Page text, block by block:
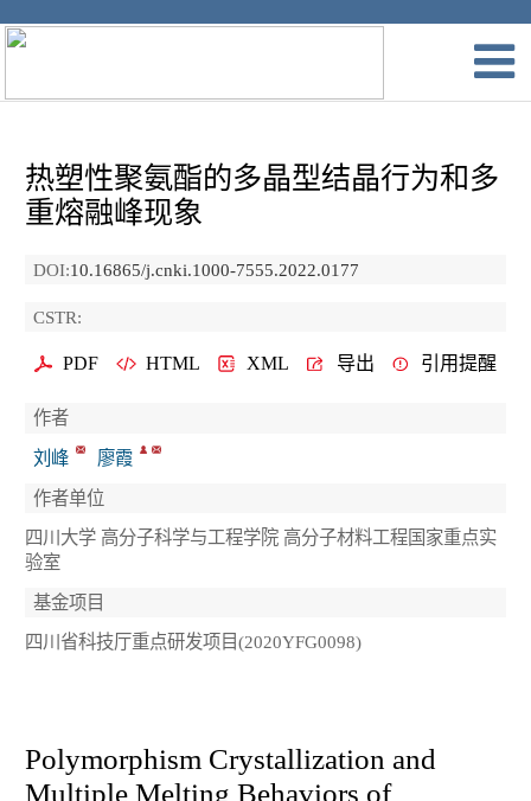
热塑性聚氨酯的多晶型结晶行为和多
重熔融峰现象
DOI:10.16865/j.cnki.1000-7555.2022.0177
CSTR:
PDF HTML XML 导出 引用提醒
作者
刘峰
廖霞
作者单位
四川大学 高分子科学与工程学院 高分子材料工程国家重点实
验室
基金项目
四川省科技厅重点研发项目(2020YFG0098)
Polymorphism Crystallization and
Multiple Melting Behaviors of